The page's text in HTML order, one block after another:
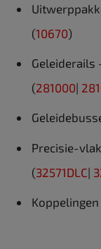
(10670)
Geleiderails
(281000|
Precisie-
(32571DLC|